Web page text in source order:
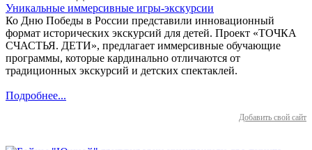
Уникальные иммерсивные игры-экскурсии
Ко Дню Победы в России представили инновационный
формат исторических экскурсий для детей. Проект «ТОЧКА
СЧАСТЬЯ. ДЕТИ», предлагает иммерсивные обучающие
программы, которые кардинально отличаются от
традиционных экскурсий и детских спектаклей.
Подробнее...
Добавить свой сайт